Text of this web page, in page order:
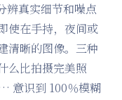
真实细节和噪点
使在手持，夜间或
清晰的图像。三种
么比拍摄完美照
意识到 100％模糊